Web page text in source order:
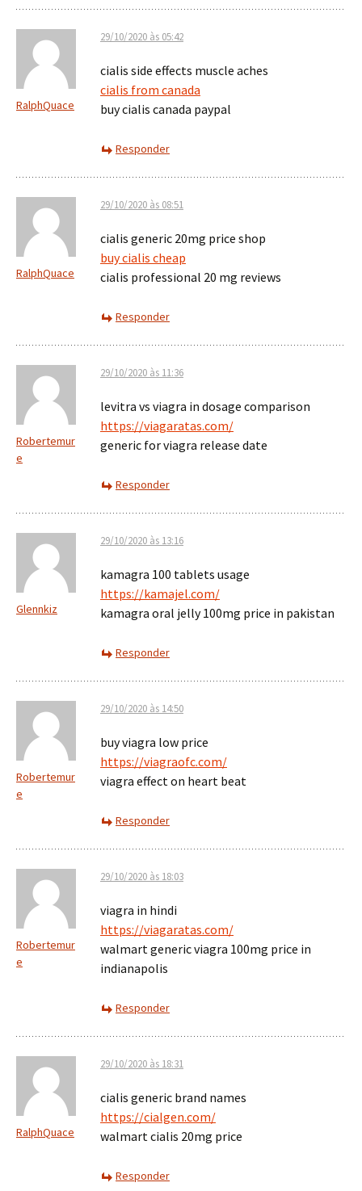
RalphQuace
29/10/2020 às 05:42
cialis side effects muscle aches
cialis from canada
buy cialis canada paypal
Responder
RalphQuace
29/10/2020 às 08:51
cialis generic 20mg price shop
buy cialis cheap
cialis professional 20 mg reviews
Responder
Robertemur
e
29/10/2020 às 11:36
levitra vs viagra in dosage comparison
https://viagaratas.com/
generic for viagra release date
Responder
Glennkiz
29/10/2020 às 13:16
kamagra 100 tablets usage
https://kamajel.com/
kamagra oral jelly 100mg price in pakistan
Responder
Robertemur
e
29/10/2020 às 14:50
buy viagra low price
https://viagraofc.com/
viagra effect on heart beat
Responder
Robertemur
e
29/10/2020 às 18:03
viagra in hindi
https://viagaratas.com/
walmart generic viagra 100mg price in
indianapolis
Responder
RalphQuace
29/10/2020 às 18:31
cialis generic brand names
https://cialgen.com/
walmart cialis 20mg price
Responder